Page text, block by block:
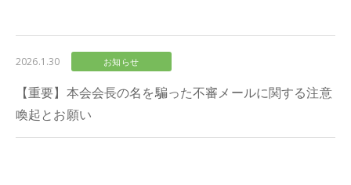
2026.1.30 お知らせ
【重要】本会会長の名を騙った不審メールに関する注意
喚起とお願い